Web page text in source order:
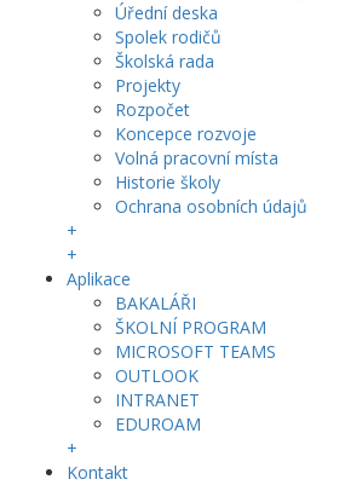
Úřední deska
Spolek rodičů
Školská rada
Projekty
Rozpočet
Koncepce rozvoje
Volná pracovní místa
Historie školy
Ochrana osobních údajů
+
+
Aplikace
BAKALÁŘI
ŠKOLNÍ PROGRAM
MICROSOFT TEAMS
OUTLOOK
INTRANET
EDUROAM
+
Kontakt